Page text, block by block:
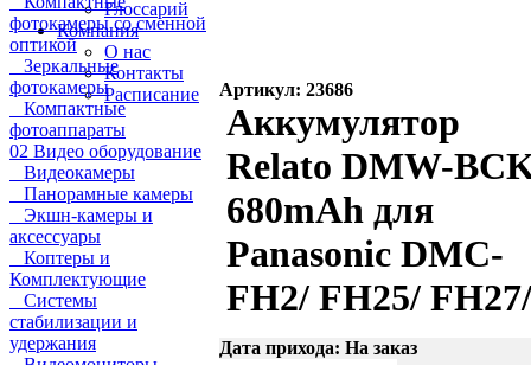
Глоссарий
Компания
О нас
Контакты
Расписание
фотокамеры со сменной
оптикой
Зеркальные
фотокамеры
Компактные
фотоаппараты
02 Видео оборудование
Видеокамеры
Панорамные камеры
Экшн-камеры и
аксессуары
Коптеры и
Комплектующие
Системы
стабилизации и
удержания
Артикул: 23686
Аккумулятор
Relato DMW-
680mAh для
Panasonic DMC-
FH2/ FH25/
Дата прихода: На заказ